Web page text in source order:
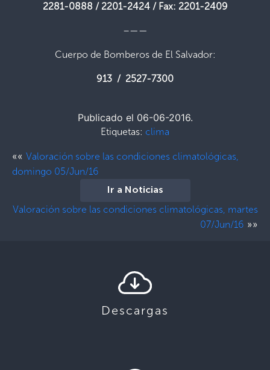
2281-0888 / 2201-2424 / Fax: 2201-2409
–——
Cuerpo de Bomberos de El Salvador:
913 / 2527-7300
Publicado el 06-06-2016.
Etiquetas: clima
«« Valoración sobre las condiciones climatológicas,
domingo 05/Jun/16
Ir a Noticias
Valoración sobre las condiciones climatológicas, martes
07/Jun/16 »»
Descargas